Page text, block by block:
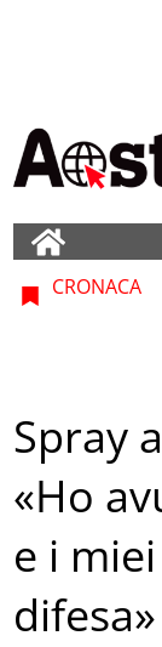
CRONACA
Spray
«Ho
e i
difesa»